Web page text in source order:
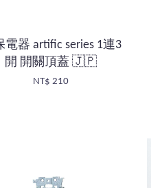
電器 artific series 1連3
開 開關頂蓋 🇯🇵
NT$ 210